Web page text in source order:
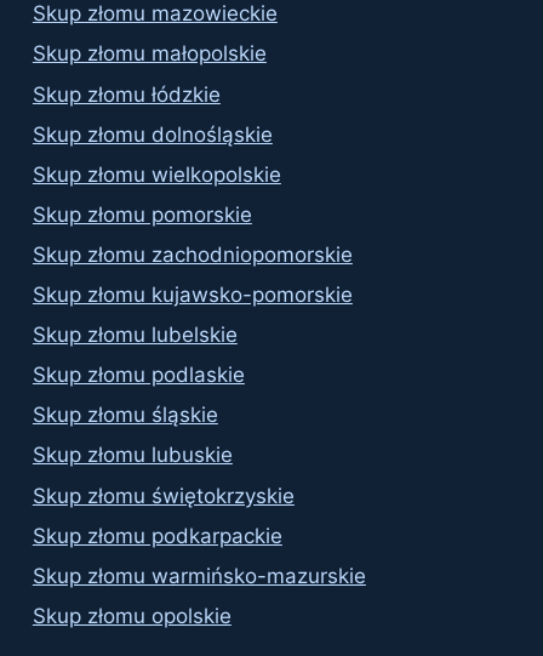
Skup złomu mazowieckie
Skup złomu małopolskie
Skup złomu łódzkie
Skup złomu dolnośląskie
Skup złomu wielkopolskie
Skup złomu pomorskie
Skup złomu zachodniopomorskie
Skup złomu kujawsko-pomorskie
Skup złomu lubelskie
Skup złomu podlaskie
Skup złomu śląskie
Skup złomu lubuskie
Skup złomu świętokrzyskie
Skup złomu podkarpackie
Skup złomu warmińsko-mazurskie
Skup złomu opolskie